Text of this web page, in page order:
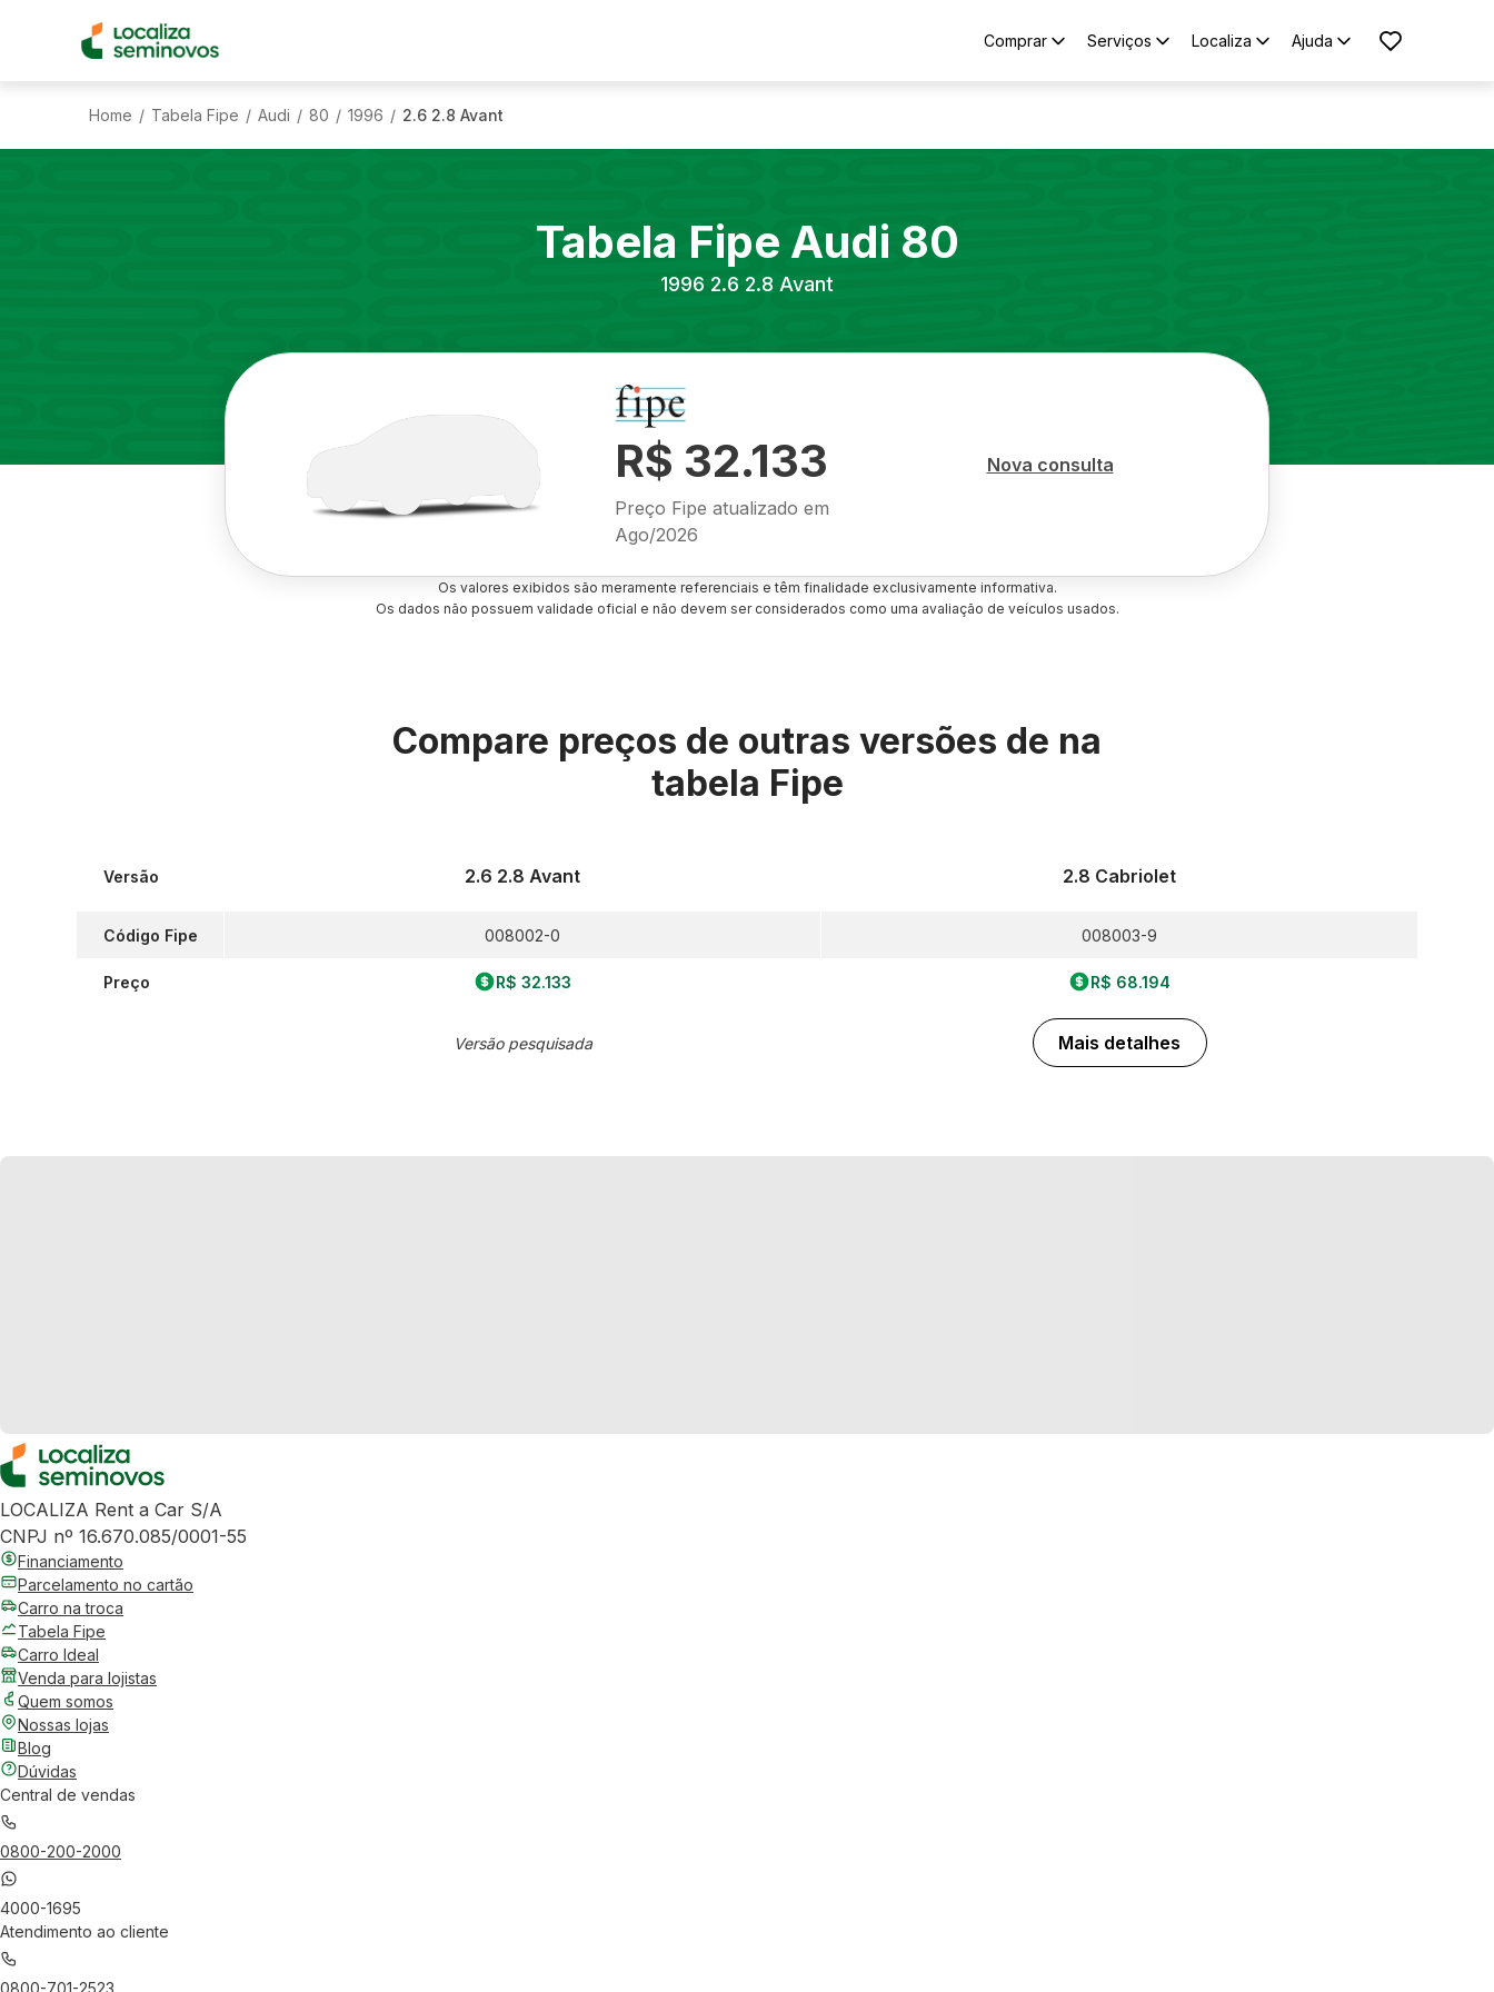
Comprar Serviços Localiza Ajuda
Home / Tabela Fipe / Audi / 80 / 1996 / 2.6 2.8 Avant
Tabela Fipe Audi 80
1996 2.6 2.8 Avant
R$ 32.133
Preço Fipe atualizado em
Ago/2026
Nova consulta
Os valores exibidos são meramente referenciais e têm finalidade exclusivamente informativa.
Os dados não possuem validade oficial e não devem ser considerados como uma avaliação de veículos usados.
Compare preços de outras versões de na
tabela Fipe
Versão
Código Fipe
Preço
2.6 2.8 Avant
008002-0
R$ 32.133
Versão pesquisada
2.8 Cabriolet
008003-9
R$ 68.194
Mais detalhes
LOCALIZA Rent a Car S/A
CNPJ nº 16.670.085/0001-55
Financiamento
Parcelamento no cartão
Carro na troca
Tabela Fipe
Carro Ideal
Venda para lojistas
Quem somos
Nossas lojas
Blog
Dúvidas
Central de vendas
0800-200-2000
4000-1695
Atendimento ao cliente
0800-701-2523